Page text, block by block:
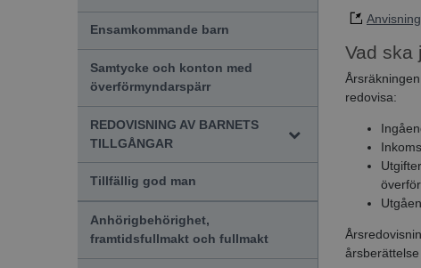
Ensamkommande barn
Samtycke och konton med
överförmyndarspärr
REDOVISNING AV BARNETS
TILLGÅNGAR
Tillfällig god man
Anhörigbehörighet,
framtidsfullmakt och fullmakt
Vad ska
redovisa: